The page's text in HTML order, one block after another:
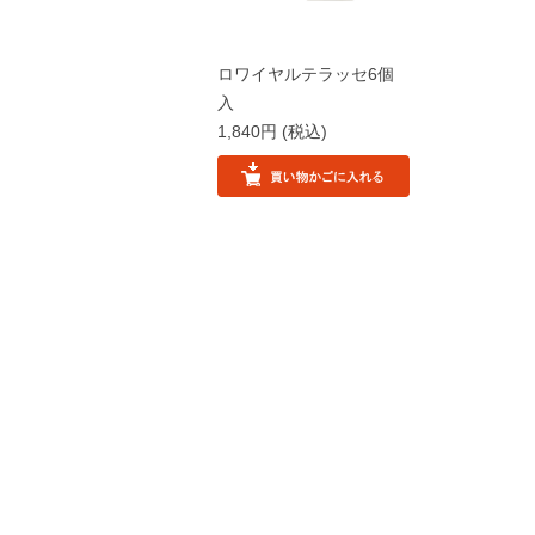
ロワイヤルテラッセ6個
入
1,840円 (税込)